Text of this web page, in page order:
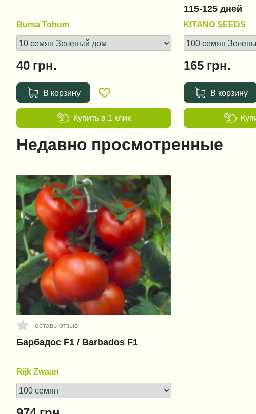
Bursa Tohum
40 грн.
В корзину
Купить в 1 клик
115-125 дней
KITANO SEEDS
165 грн.
В корзину
Недавно просмотренные
оставь отзыв
Барбадос F1 / Barbados F1
Rijk Zwaan